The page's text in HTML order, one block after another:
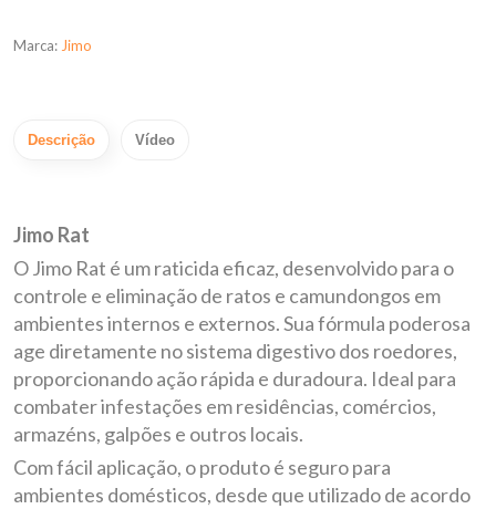
Marca: Jimo
Descrição Vídeo
Jimo Rat
O Jimo Rat é um raticida eficaz, desenvolvido para o
controle e eliminação de ratos e camundongos em
ambientes internos e externos. Sua fórmula poderosa
age diretamente no sistema digestivo dos roedores,
proporcionando ação rápida e duradoura. Ideal para
combater infestações em residências, comércios,
armazéns, galpões e outros locais.
Com fácil aplicação, o produto é seguro para
ambientes domésticos, desde que utilizado de acordo